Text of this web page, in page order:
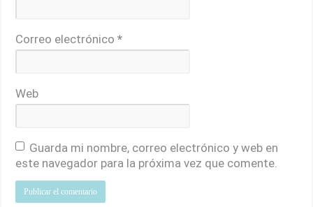
Correo electrónico*
Web
Guarda mi nombre, correo electrónico y web en
este navegador para la próxima vez que comente.